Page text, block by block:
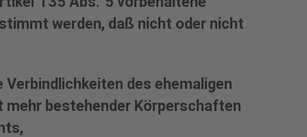
werden, daß nicht oder nicht
des ehemaligen
bestehender Körperschaften